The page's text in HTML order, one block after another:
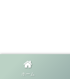
ホーム